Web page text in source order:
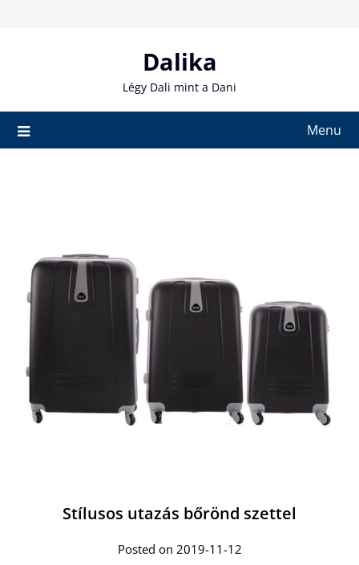
Dalika
Légy Dali mint a Dani
Menu
Stílusos utazás bőrönd szettel
Posted on 2019-11-12